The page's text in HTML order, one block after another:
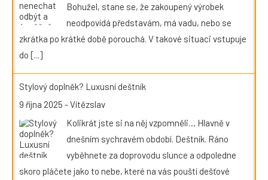
Bohužel, stane se, že zakoupený výrobek
neodpovídá představám, má vadu, nebo se
zkrátka po krátké době porouchá. V takové situaci vstupuje
do [...]
Stylový doplněk? Luxusní deštník
9 října 2025 -Vítězslav
Kolikrát jste si na něj vzpomněli… Hlavně v
dnešním sychravém období. Deštník. Ráno
vyběhnete za doprovodu slunce a odpoledne
skoro pláčete jako to nebe, které na vás pouští dešťové